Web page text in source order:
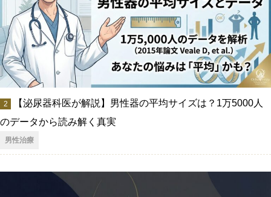
【泌尿器科医が解説】男性器の平均サイズは？1万5000人
のデータから読み解く真実
男性治療